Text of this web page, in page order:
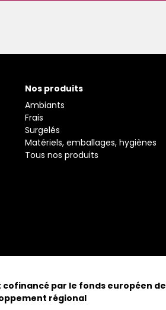
Nos produits
Ambiants
Frais
Surgelés
Matériels, emballages, hygiènes
Tous nos produits
cofinancé par le fonds européen de
régional